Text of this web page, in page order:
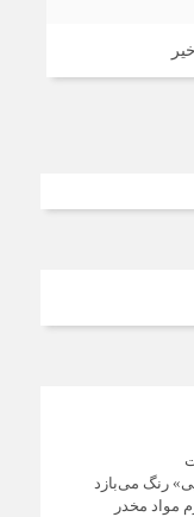
رنگ می‌بازد